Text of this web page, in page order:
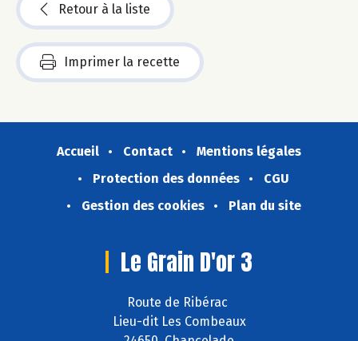
Retour à la liste
Imprimer la recette
Accueil Contact
Mentions légales
Protection des données
CGU
Gestion des cookies
Plan du site
Le Grain D'or 3
Route de Ribérac
Lieu-dit Les Combeaux